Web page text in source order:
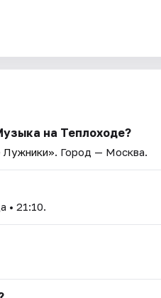
на Теплоходе?
Лужники». Город — Москва.
• 21:10.